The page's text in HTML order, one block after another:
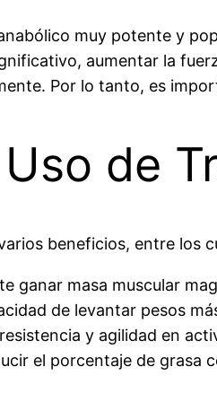
muy potente y
aumentar la
Por lo tanto, es
de
beneficios, entre los
ganar masa muscular
de levantar pesos
y agilidad en
el porcentaje de grasa